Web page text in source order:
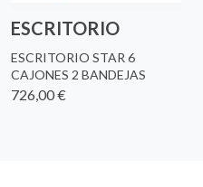
ESCRITORIO
ESCRITORIO STAR 6
CAJONES 2 BANDEJAS
726,00 €